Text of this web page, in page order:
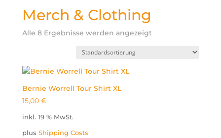
Merch & Clothing
Alle 8 Ergebnisse werden angezeigt
Bernie Worrell Tour Shirt XL
15,00 €
inkl. 19 % MwSt.
plus Shipping Costs